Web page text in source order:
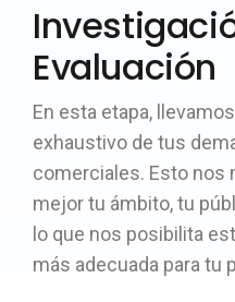
Evaluación
En esta etapa,
exhaustivo de tus
comerciales. Esto nos
mejor tu ámbito, tu
lo que nos posibilita
más adecuada para tu